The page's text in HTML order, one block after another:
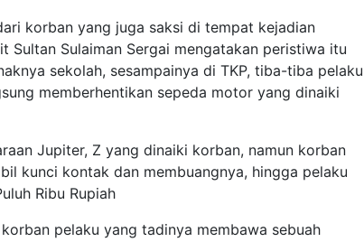
korban yang juga saksi di tempat kejadian
Sultan Sulaiman Sergai mengatakan peristiwa itu
sekolah, sesampainya di TKP, tiba-tiba pelaku
memberhentikan sepeda motor yang dinaiki
Jupiter, Z yang dinaiki korban, namun korban
kunci kontak dan membuangnya, hingga pelaku
Ribu Rupiah
pelaku yang tadinya membawa sebuah